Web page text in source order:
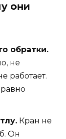
они
обратки.
не
работает.
Кран не
Он